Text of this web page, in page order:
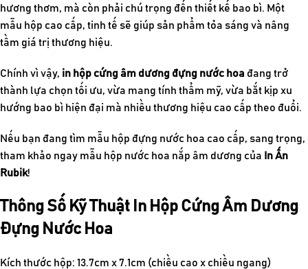
hương thơm, mà còn phải chú trọng đến thiết kế bao bì. Một
mẫu hộp cao cấp, tinh tế sẽ giúp sản phẩm tỏa sáng và nâng
tầm giá trị thương hiệu.
Chính vì vậy, in hộp cứng âm dương đựng nước hoa đang trở
thành lựa chọn tối ưu, vừa mang tính thẩm mỹ, vừa bắt kịp xu
hướng bao bì hiện đại mà nhiều thương hiệu cao cấp theo đuổi.
Nếu bạn đang tìm mẫu hộp đựng nước hoa cao cấp, sang trọng,
tham khảo ngay mẫu hộp nước hoa nắp âm dương của In Ấn
Rubik!
Thông Số Kỹ Thuật In Hộp Cứng Âm Dương
Đựng Nước Hoa
Kích thước hộp: 13.7cm x 7.1cm (chiều cao x chiều ngang)